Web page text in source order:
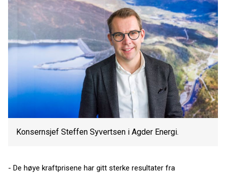
Konsernsjef Steffen Syvertsen i Agder Energi.
- De høye kraftprisene har gitt sterke resultater fra